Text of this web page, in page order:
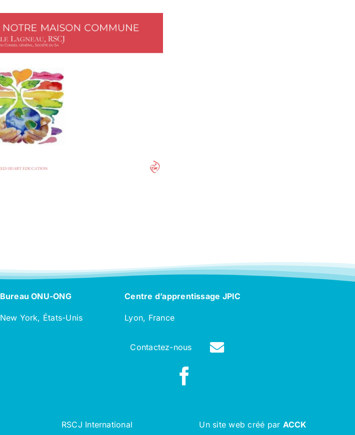
Bureau ONU-ONG
New York, États-Unis
Centre d’apprentissage JPIC
Lyon, France
Contactez-nous
RSCJ International Un site web créé par ACCK